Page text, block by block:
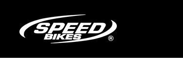
directamente
contenido